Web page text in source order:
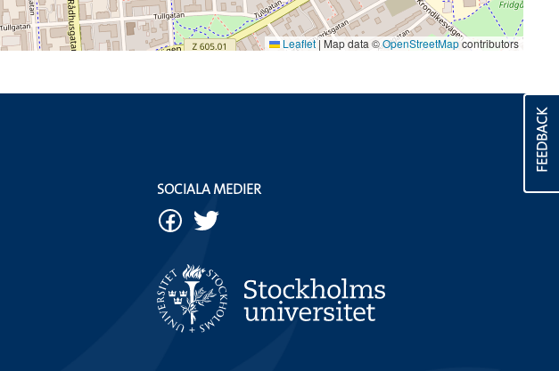
Leaflet | Map data ©OpenStreetMapcontributors
FEEDBACK
SOCIALA MEDIER